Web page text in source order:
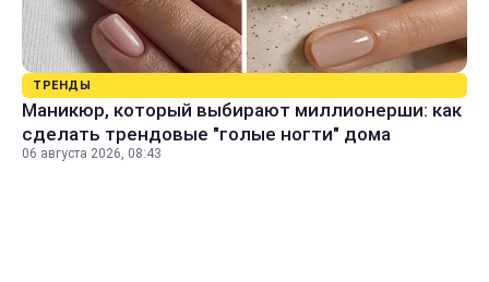
ТРЕНДЫ
Маникюр, который выбирают миллионерши: как
сделать трендовые "голые ногти" дома
06 августа 2026, 08:43